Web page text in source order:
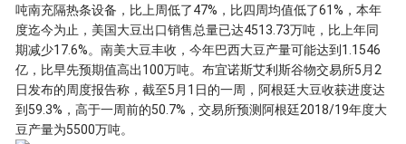
吨南充隔热条设备，比上周低了47%，比四周均值低了61%，本年
度迄今为止，美国大豆出口销售总量已达4513.73万吨，比上年同
期减少17.6%。南美大豆丰收，今年巴西大豆产量可能达到1.1546
亿，比早先预期值高出100万吨。布宜诺斯艾利斯谷物交易所5月2
日发布的周度报告称，截至5月1日的一周，阿根廷大豆收获进度达
到59.3%，高于一周前的50.7%，交易所预测阿根廷2018/19年度大
豆产量为5500万吨。